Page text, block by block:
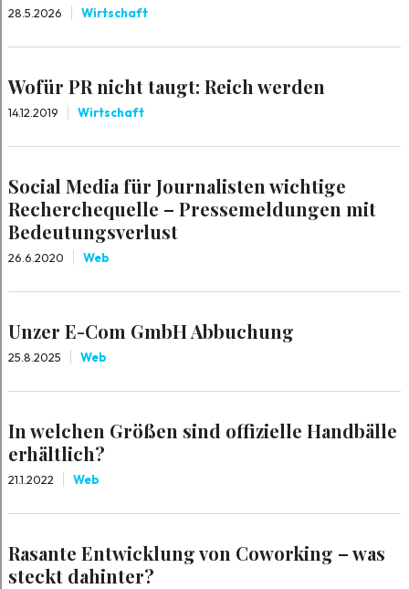
28.5.2026 Wirtschaft
Wofür PR nicht taugt: Reich werden
14.12.2019 Wirtschaft
Social Media für Journalisten wichtige
Recherchequelle – Pressemeldungen mit
Bedeutungsverlust
26.6.2020 Web
Unzer E-Com GmbH Abbuchung
25.8.2025 Web
In welchen Größen sind offizielle Handbälle
erhältlich?
21.1.2022 Web
Rasante Entwicklung von Coworking – was
steckt dahinter?